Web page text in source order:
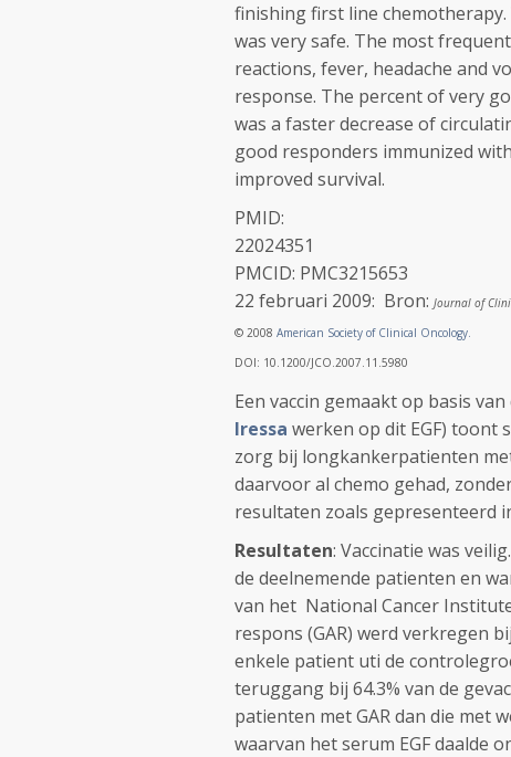
finishing first line chemotherapy.
was very safe. The most
reactions, fever, headache and
response. The percent of very
was a faster decrease of
good responders immunized
improved survival.
PMID:
22024351
PMCID: PMC3215653
22 februari 2009: Bron: Journal of
© 2008 American Society of Clinical Oncology.
DOI: 10.1200/JCO.2007.11.5980
Een vaccin gemaakt op basis
Iressa werken op dit EGF) toont
zorg bij longkankerpatienten
daarvoor al chemo gehad,
resultaten zoals gepresenteerd
Resultaten: Vaccinatie was
de deelnemende patienten en
van het National Cancer
respons (GAR) werd verkregen
enkele patient uti de
teruggang bij 64.3% van de
patienten met GAR dan die met
waarvan het serum EGF daalde